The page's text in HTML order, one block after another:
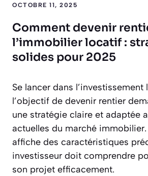
OCTOBRE 11, 2025
Comment devenir
l’immobilier locatif :
solides pour 2025
Se lancer dans
l’objectif de devenir rentier
une stratégie claire et adaptée
actuelles du marché immobilier.
affiche des caractéristiques
investisseur doit comprendre
son projet efficacement.